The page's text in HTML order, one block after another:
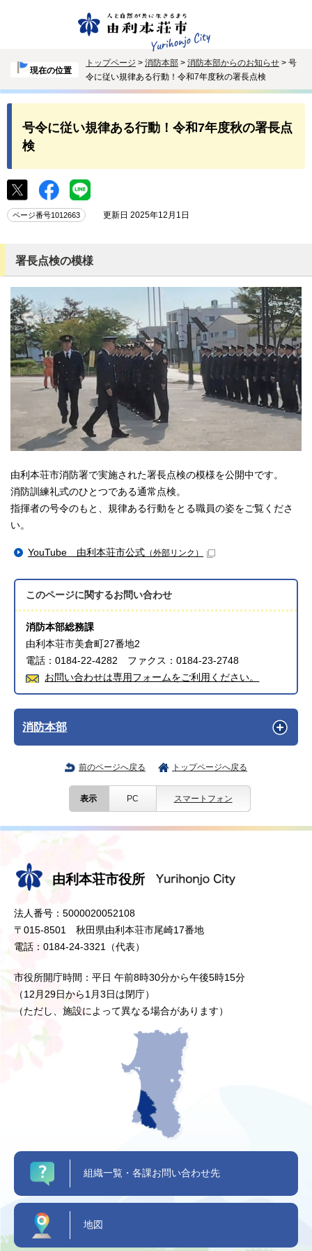
現在の位置
トップページ > 消防本部 > 消防本部からのお知らせ > 号
令に従い規律ある行動！令和7年度秋の署長点検
号令に従い規律ある行動！令和7年度秋の署長点
検
ページ番号1012663 更新日 2025年12月1日
署長点検の模様
由利本荘市消防署で実施された署長点検の模様を公開中です。
消防訓練礼式のひとつである通常点検。
指揮者の号令のもと、規律ある行動をとる職員の姿をご覧くださ
い。
YouTube 由利本荘市公式 （外部リンク）
このページに関するお問い合わせ
消防本部総務課
由利本荘市美倉町27番地2
電話：0184-22-4282 ファクス：0184-23-2748
お問い合わせは専用フォームをご利用ください。
消防本部
前のページへ戻る トップページへ戻る
表示 PC スマートフォン
由利本荘市役所
法人番号：5000020052108
〒015-8501 秋田県由利本荘市尾崎17番地
電話：0184-24-3321（代表）
市役所開庁時間：平日 午前8時30分から午後5時15分
（12月29日から1月3日は閉庁）
（ただし、施設によって異なる場合があります）
組織一覧・各課お問い合わせ先
地図